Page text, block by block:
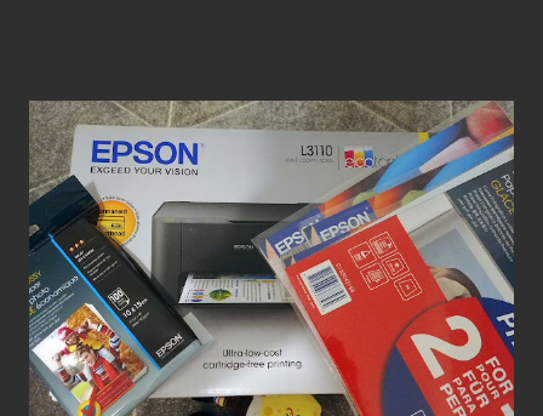
za dużo w życiu programistów jest wyjątków
NullReferenceExceptions . Od C# 8.0 wprowadzone
zostaną nullowalne typy referencyjne. Pozwolić to ma na
lepsze zarządzanie nullami w kodzie i uniknięcie wyjątków
w najmniej oczekiwanych momentach. Prześledźmy to na
przykładzie popularnego *stringa. * Zadeklarowana do tej
pory zmienna: string s = null; //Warning: null w
referencyjnym typie nienullowalnyn będzie zgłaszać
ostrzeżenie (nie błąd!) o tym, że null podstawiany jest do